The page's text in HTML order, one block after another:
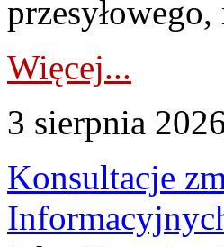
Więcej...
3 sierpnia
Konsultacje